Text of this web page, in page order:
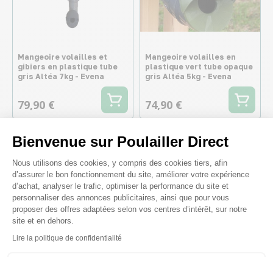
Bienvenue sur Poulailler Direct
Plateforme de Gestion du
Nous utilisons des cookies, y compris des cookies tiers, afin
d’assurer le bon fonctionnement du site, améliorer votre expérience
d’achat, analyser le trafic, optimiser la performance du site et
personnaliser des annonces publicitaires, ainsi que pour vous
proposer des offres adaptées selon vos centres d’intérêt, sur notre
site et en dehors.
Lire la politique de confidentialitéAxeptio consent
Mangeoire volailles et
gibiers en plastique tube
gris Altéa 7kg - Evena
79,90 €
Mangeoire volailles en
plastique vert tube opaque
gris Altéa 5kg - Evena
74,90 €